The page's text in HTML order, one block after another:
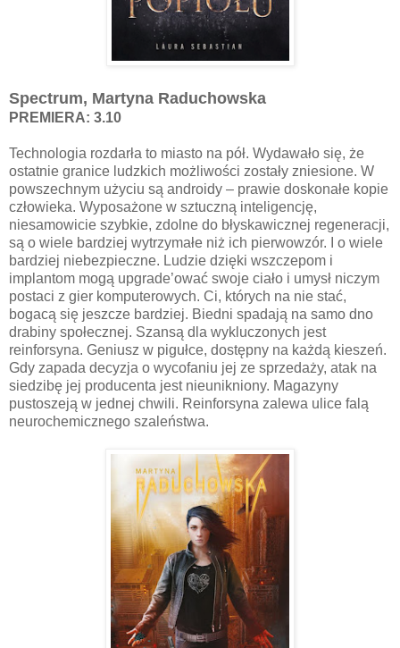
Spectrum, Martyna Raduchowska
PREMIERA: 3.10
Technologia rozdarła to miasto na pół. Wydawało się, że
ostatnie granice ludzkich możliwości zostały zniesione. W
powszechnym użyciu są androidy – prawie doskonałe kopie
człowieka. Wyposażone w sztuczną inteligencję,
niesamowicie szybkie, zdolne do błyskawicznej regeneracji,
są o wiele bardziej wytrzymałe niż ich pierwowzór. I o wiele
bardziej niebezpieczne. Ludzie dzięki wszczepom i
implantom mogą upgrade’ować swoje ciało i umysł niczym
postaci z gier komputerowych. Ci, których na nie stać,
bogacą się jeszcze bardziej. Biedni spadają na samo dno
drabiny społecznej. Szansą dla wykluczonych jest
reinforsyna. Geniusz w pigułce, dostępny na każdą kieszeń.
Gdy zapada decyzja o wycofaniu jej ze sprzedaży, atak na
siedzibę jej producenta jest nieunikniony. Magazyny
pustoszeją w jednej chwili. Reinforsyna zalewa ulice falą
neurochemicznego szaleństwa.